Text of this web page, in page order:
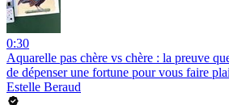
0:30
Aquarelle pas chère vs chère : la preuve
de dépenser une fortune pour vous faire
Estelle Beraud